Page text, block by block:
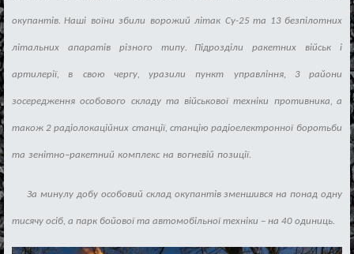
окупантів.Наші воїни збили ворожий літак Су-25та 13 безпілотних
літальних апаратів різного типу. Підрозділи ракетних військ і
артилерії,в свою чергу, уразили пункт управління, 3 райони
зосередження особового складу та військової техніки противника,а
також 2 радіолокаційних станції, станцію радіоелектронної боротьби
та зенітно–ракетний комплекс на вогневій позиції.
За минулу добу особовий склад окупантів зменшився на понад одну
тисячу осіб, а парк бойової та автомобільної техніки – на 40 одиниць.